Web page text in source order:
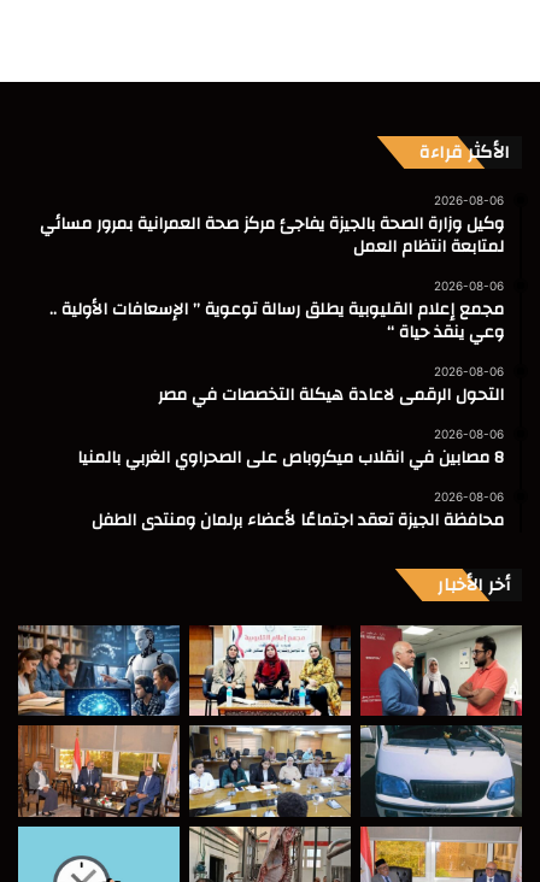
الأكثر قراءة
2026-08-06
وكيل وزارة الصحة بالجيزة يفاجئ مركز صحة العمرانية بمرور مسائي
لمتابعة انتظام العمل
2026-08-06
مجمع إعلام القليوبية يطلق رسالة توعوية ” الإسعافات الأولية ..
وعي ينقذ حياة “
2026-08-06
التحول الرقمى لاعادة هيكلة التخصصات في مصر
2026-08-06
8 مصابين في انقلاب ميكروباص على الصحراوي الغربي بالمنيا
2026-08-06
محافظة الجيزة تعقد اجتماعًا لأعضاء برلمان ومنتدى الطفل
أخر الأخبار